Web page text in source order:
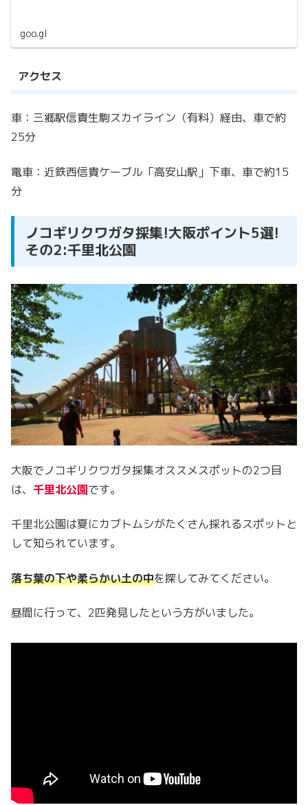
goo.gl
アクセス
車：三郷駅信貴生駒スカイライン（有料）経由、車で約
25分
電車：近鉄西信貴ケーブル「高安山駅」下車、車で約15
分
ノコギリクワガタ採集!大阪ポイント5選!
その2:千里北公園
大阪でノコギリクワガタ採集オススメスポットの2つ目
は、 千里北公園です。
千里北公園は夏にカブトムシがたくさん採れるスポットと
して知られています。
落ち葉の下や柔らかい土の中を探してみてください。
昼間に行って、2匹発見したという方がいました。